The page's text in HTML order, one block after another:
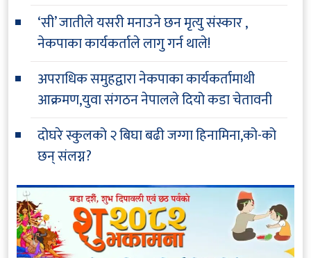
‘सी’ जातीले यसरी मनाउने छन मृत्यु संस्कार ,
नेकपाका कार्यकर्ताले लागु गर्न थाले!
अपराधिक समुहद्वारा नेकपाका कार्यकर्तामाथी
आक्रमण,युवा संगठन नेपालले दियो कडा चेतावनी
दोघरे स्कुलको २ बिघा बढी जग्गा हिनामिना,को-को
छन् संलग्न?